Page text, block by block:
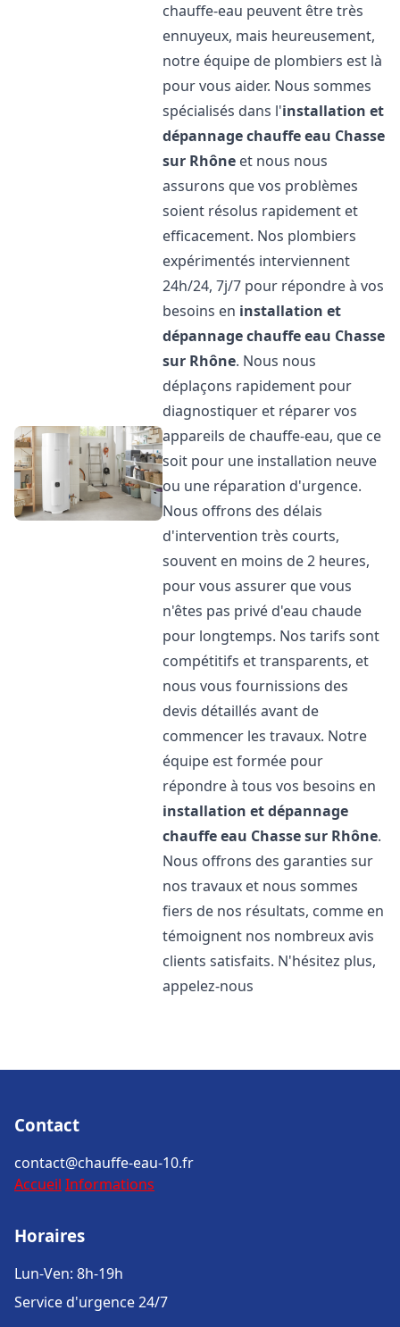
chauffe-eau peuvent être très
ennuyeux, mais heureusement,
notre équipe de plombiers est là
pour vous aider. Nous sommes
spécialisés dans l'installation et
dépannage chauffe eau Chasse
sur Rhône et nous nous
assurons que vos problèmes
soient résolus rapidement et
efficacement. Nos plombiers
expérimentés interviennent
24h/24, 7j/7 pour répondre à vos
besoins en installation et
dépannage chauffe eau Chasse
sur Rhône. Nous nous
déplaçons rapidement pour
diagnostiquer et réparer vos
appareils de chauffe-eau, que ce
soit pour une installation neuve
ou une réparation d'urgence.
Nous offrons des délais
d'intervention très courts,
souvent en moins de 2 heures,
pour vous assurer que vous
n'êtes pas privé d'eau chaude
pour longtemps. Nos tarifs sont
compétitifs et transparents, et
nous vous fournissions des
devis détaillés avant de
commencer les travaux. Notre
équipe est formée pour
répondre à tous vos besoins en
installation et dépannage
chauffe eau Chasse sur Rhône.
Nous offrons des garanties sur
nos travaux et nous sommes
fiers de nos résultats, comme en
témoignent nos nombreux avis
clients satisfaits. N'hésitez plus,
appelez-nous
Contact
contact@chauffe-eau-10.fr
Accueil Informations
Horaires
Lun-Ven: 8h-19h
Service d'urgence 24/7